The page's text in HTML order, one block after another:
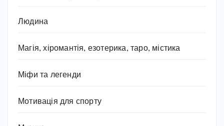
Людина
Магія, хіромантія, езотерика, таро, містика
Міфи та легенди
Мотивація для спорту